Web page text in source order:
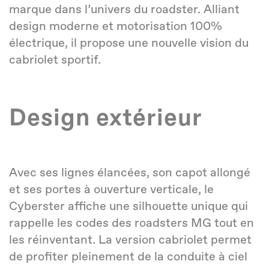
marque dans l’univers du roadster. Alliant
design moderne et motorisation 100%
électrique, il propose une nouvelle vision du
cabriolet sportif.
Design extérieur
Avec ses lignes élancées, son capot allongé
et ses portes à ouverture verticale, le
Cyberster affiche une silhouette unique qui
rappelle les codes des roadsters MG tout en
les réinventant. La version cabriolet permet
de profiter pleinement de la conduite à ciel